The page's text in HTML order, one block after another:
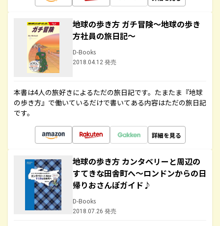
地球の歩き方 ガチ冒険～地球の歩き
方社員の旅日記～
D-Books
2018.04.12 発売
本書は4人の旅好きによるただの旅日記です。たまたま『地球
の歩き方』で働いているだけで書いてある内容はただの旅日記
です。
詳細を見る
地球の歩き方 カンタベリーと周辺の
すてきな田舎町へ～ロンドンからの日
帰りおさんぽガイド♪
D-Books
2018.07.26 発売